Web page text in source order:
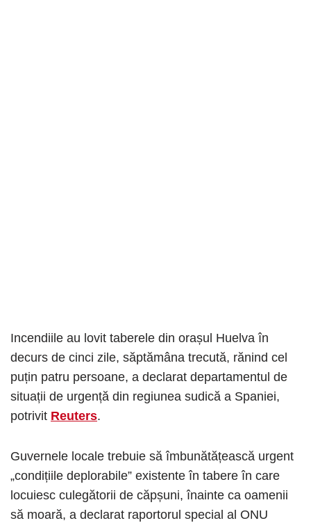
Incendiile au lovit taberele din orașul Huelva în
decurs de cinci zile, săptămâna trecută, rănind cel
puțin patru persoane, a declarat departamentul de
situații de urgență din regiunea sudică a Spaniei,
potrivit Reuters.
Guvernele locale trebuie să îmbunătățească urgent
„condițiile deplorabile” existente în tabere în care
locuiesc culegătorii de căpșuni, înainte ca oamenii
să moară, a declarat raportorul special al ONU